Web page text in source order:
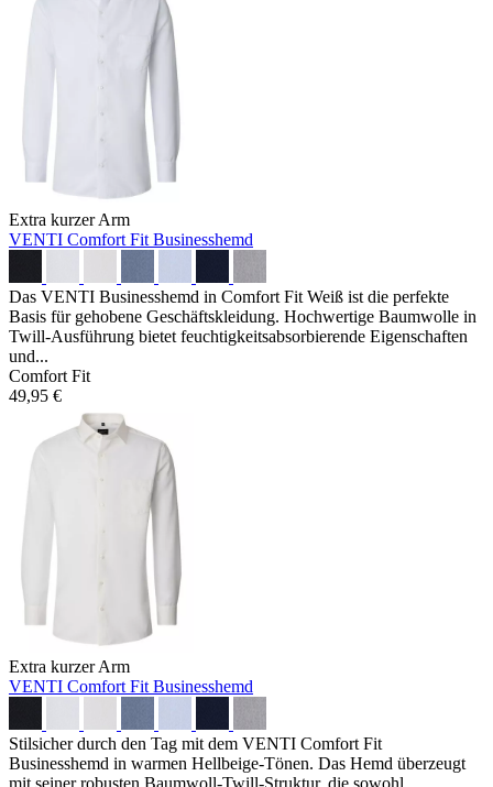
Extra kurzer Arm
VENTI Comfort Fit Businesshemd
Das VENTI Businesshemd in Comfort Fit Weiß ist die perfekte
Basis für gehobene Geschäftskleidung. Hochwertige Baumwolle in
Twill-Ausführung bietet feuchtigkeitsabsorbierende Eigenschaften
und...
Comfort Fit
49,95 €
Extra kurzer Arm
VENTI Comfort Fit Businesshemd
Stilsicher durch den Tag mit dem VENTI Comfort Fit
Businesshemd in warmen Hellbeige-Tönen. Das Hemd überzeugt
mit seiner robusten Baumwoll-Twill-Struktur, die sowohl